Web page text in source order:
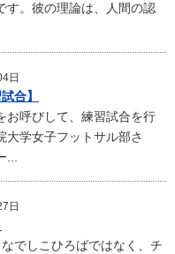
す。彼の理論は、人間の認
日
合】
お呼びして、練習試合を行
大学女子フットサル部さ
...
日
なでしこひろばではなく、チ